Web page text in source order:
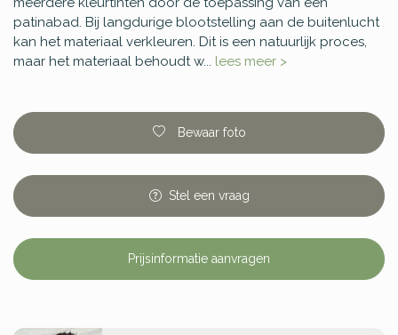
patinabad. Bij langdurige blootstelling aan de buitenlucht
kan het materiaal verkleuren. Dit is een natuurlijk proces,
maar het materiaal behoudt w... lees meer >
Bewaar foto
Stel een vraag
Prijsinformatie aanvragen